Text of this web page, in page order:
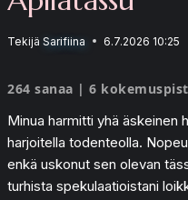
Tekijä Sarifiina 6.7.2026 10:25
264 sanaa | 6
Minua harmitti yhä äskeinen
harjoitella todenteolla.
enkä uskonut sen olevan
turhista spekulaatioistani